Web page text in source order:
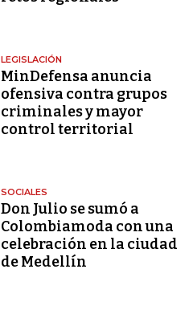
LEGISLACIÓN
MinDefensa anuncia
ofensiva contra grupos
criminales y mayor
control territorial
SOCIALES
Don Julio se sumó a
Colombiamoda con una
celebración en la ciudad
de Medellín